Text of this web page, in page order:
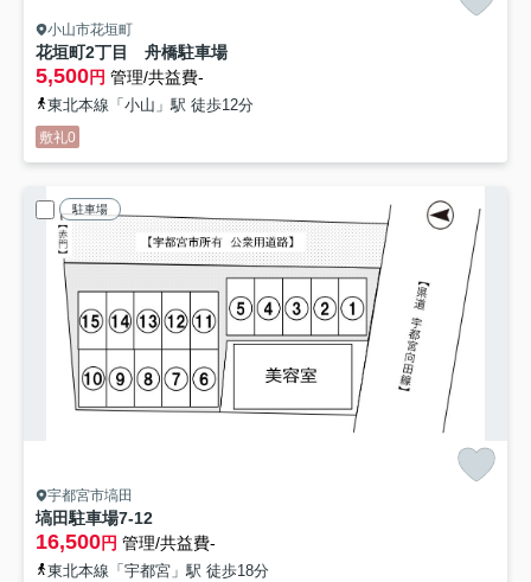
小山市花垣町
花垣町2丁目 舟橋駐車場
5,500円 管理/共益費-
東北本線「小山」駅 徒歩12分
敷礼0
駐車場
宇都宮市塙田
塙田駐車場7-12
16,500円 管理/共益費-
東北本線「宇都宮」駅 徒歩18分